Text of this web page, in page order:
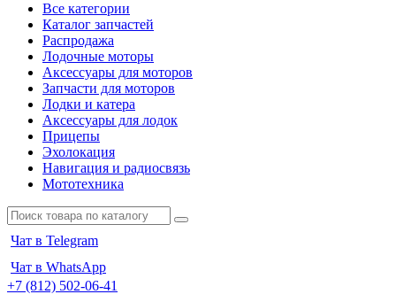
Все категории
Каталог запчастей
Распродажа
Лодочные моторы
Аксессуары для моторов
Запчасти для моторов
Лодки и катера
Аксессуары для лодок
Прицепы
Эхолокация
Навигация и радиосвязь
Мототехника
Чат в Telegram
Чат в WhatsApp
+7 (812) 502-06-41